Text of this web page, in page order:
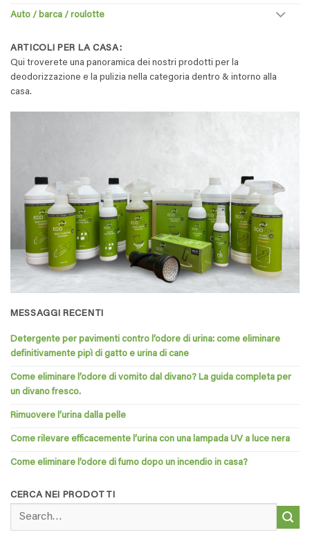
Auto / barca / roulotte
ARTICOLI PER LA CASA:
Qui troverete una panoramica dei nostri prodotti per la
deodorizzazione e la pulizia nella categoria dentro & intorno alla
casa.
MESSAGGI RECENTI
Detergente per pavimenti contro l’odore di urina: come eliminare
definitivamente pipì di gatto e urina di cane
Come eliminare l’odore di vomito dal divano? La guida completa per
un divano fresco.
Rimuovere l’urina dalla pelle
Come rilevare efficacemente l’urina con una lampada UV a luce nera
Come eliminare l’odore di fumo dopo un incendio in casa?
CERCA NEI PRODOTTI
for: